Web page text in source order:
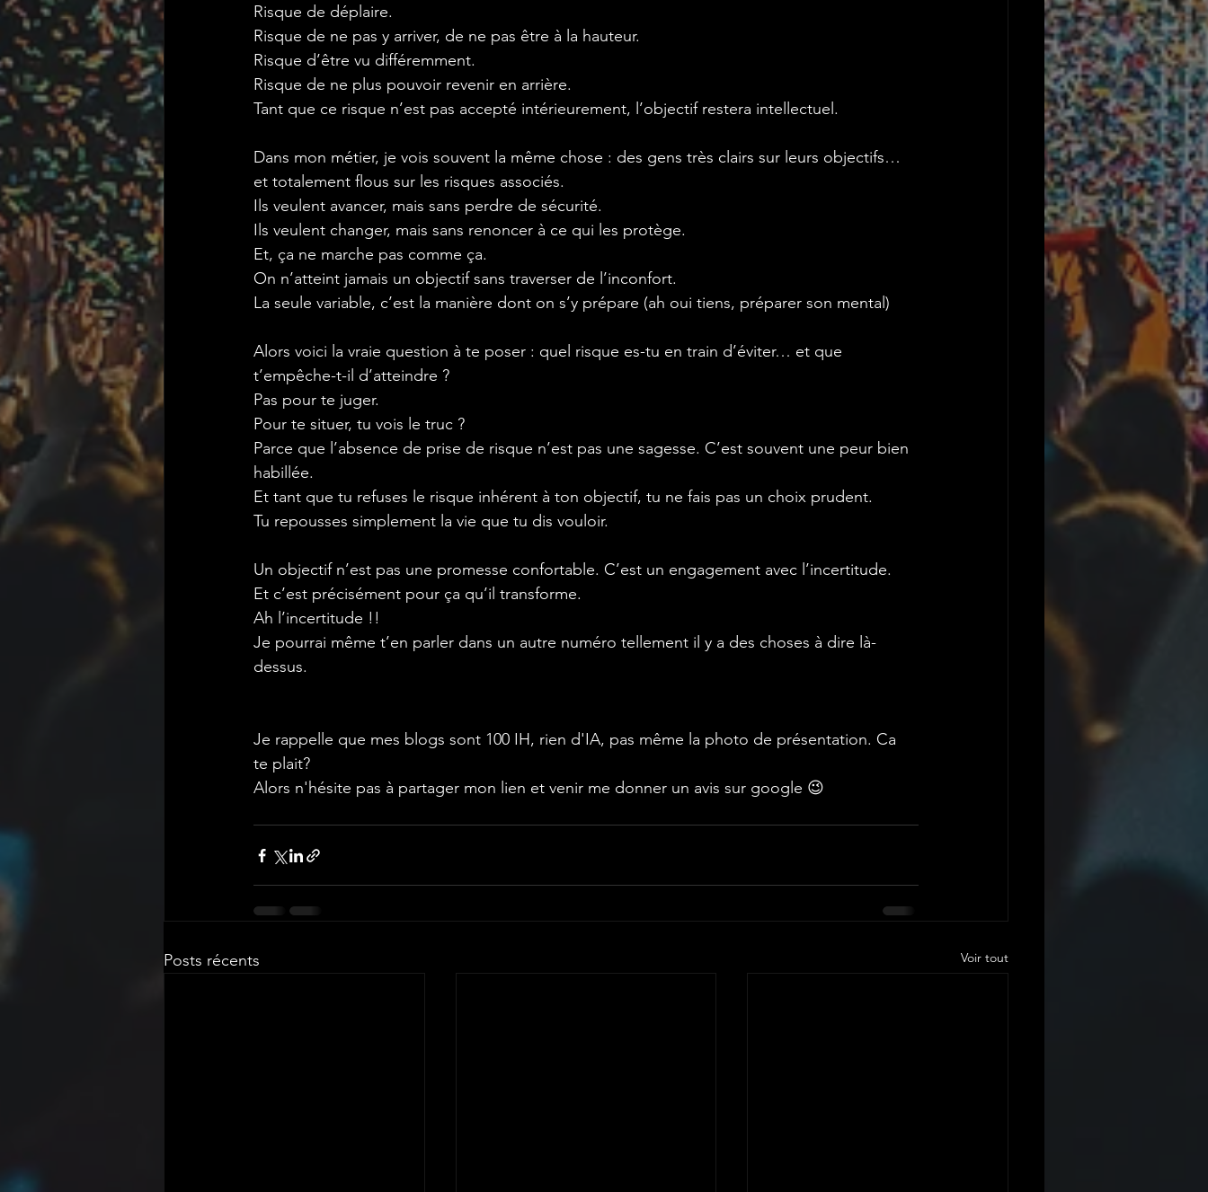
Risque de déplaire.
Risque de ne pas y arriver, de ne pas être à la hauteur.
Risque d’être vu différemment.
Risque de ne plus pouvoir revenir en arrière.
Tant que ce risque n’est pas accepté intérieurement, l’objectif restera intellectuel.
Dans mon métier, je vois souvent la même chose : des gens très clairs sur leurs objectifs…
et totalement flous sur les risques associés.
Ils veulent avancer, mais sans perdre de sécurité.
Ils veulent changer, mais sans renoncer à ce qui les protège.
Et, ça ne marche pas comme ça.
On n’atteint jamais un objectif sans traverser de l’inconfort.
La seule variable, c’est la manière dont on s’y prépare (ah oui tiens, préparer son mental)
Alors voici la vraie question à te poser : quel risque es-tu en train d’éviter… et que
t’empêche-t-il d’atteindre ?
Pas pour te juger.
Pour te situer, tu vois le truc ?
Parce que l’absence de prise de risque n’est pas une sagesse. C’est souvent une peur bien
habillée.
Et tant que tu refuses le risque inhérent à ton objectif, tu ne fais pas un choix prudent.
Tu repousses simplement la vie que tu dis vouloir.
Un objectif n’est pas une promesse confortable. C’est un engagement avec l’incertitude.
Et c’est précisément pour ça qu’il transforme.
Ah l’incertitude !!
Je pourrai même t’en parler dans un autre numéro tellement il y a des choses à dire là-
dessus.
Je rappelle que mes blogs sont 100 IH, rien d'IA, pas même la photo de présentation. Ca
te plait?
Alors n'hésite pas à partager mon lien et venir me donner un avis sur google 😉
Posts récents Voir tout